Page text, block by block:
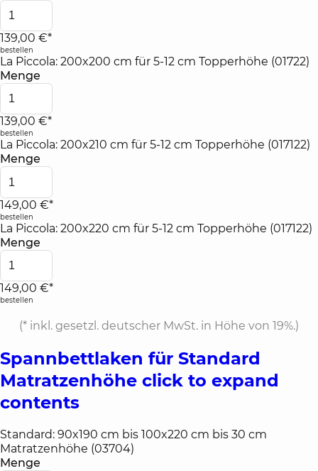
139,00 €*
bestellen
La Piccola: 200x200 cm für 5-12 cm Topperhöhe (01722)
Menge
139,00 €*
bestellen
La Piccola: 200x210 cm für 5-12 cm Topperhöhe (017122)
Menge
149,00 €*
bestellen
La Piccola: 200x220 cm für 5-12 cm Topperhöhe (017122)
Menge
149,00 €*
bestellen
(* inkl. gesetzl. deutscher MwSt. in Höhe von 19%.)
Spannbettlaken für Standard
Matratzenhöhe click to expand
contents
Standard: 90x190 cm bis 100x220 cm bis 30 cm
Matratzenhöhe (03704)
Menge